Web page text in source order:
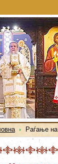
Раѓање